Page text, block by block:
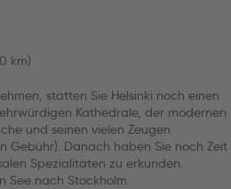
km)
statten Sie Helsinki noch einen
Kathedrale, der modernen
und seinen vielen Zeugen
Gebühr). Danach haben Sie noch Zeit
Spezialitäten zu erkunden.
See nach Stockholm.